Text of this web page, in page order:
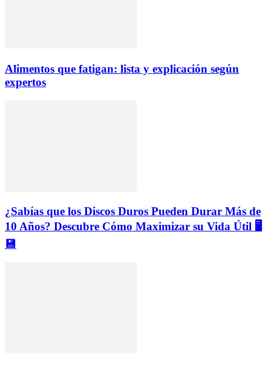
Alimentos que fatigan: lista y explicación según
expertos
¿Sabías que los Discos Duros Pueden Durar Más de
10 Años? Descubre Cómo Maximizar su Vida Útil 🖥️
💾